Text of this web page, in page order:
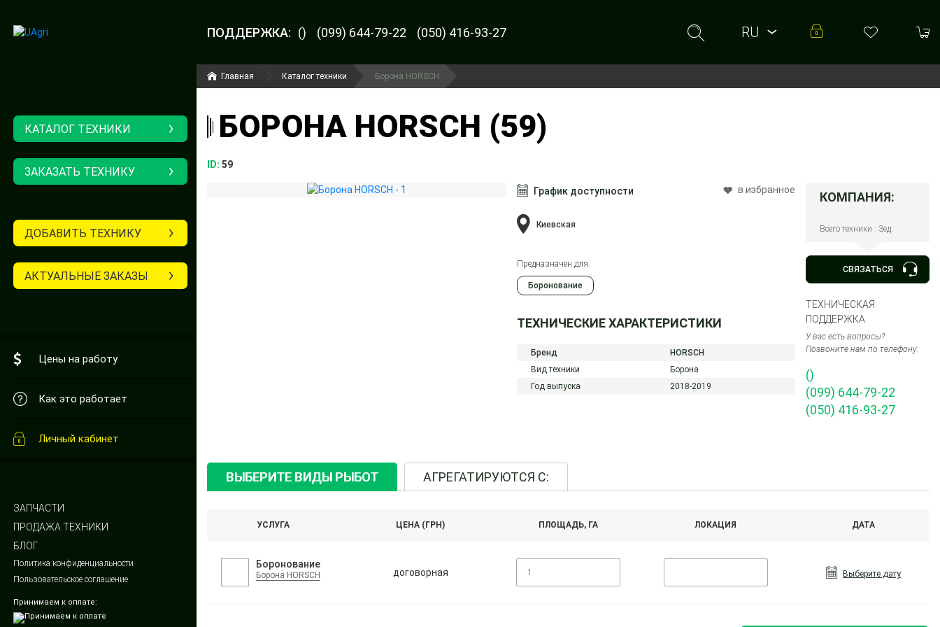
ПОДДЕРЖКА: () (099) 644-79-22 (050) 416-93-27
RU
КАТАЛОГ ТЕХНИКИ
ЗАКАЗАТЬ ТЕХНИКУ
ДОБАВИТЬ ТЕХНИКУ
АКТУАЛЬНЫЕ ЗАКАЗЫ
Цены на работу
Как это работает
Личный кабинет
ЗАПЧАСТИ
ПРОДАЖА ТЕХНИКИ
БЛОГ
Политика конфиденциальности
Пользовательское соглашение
Принимаем к оплате:
Главная Каталог техники Борона HORSCH
БОРОНА HORSCH (59)
ID: 59
График доступности в избранное
Киевская
Предназначен для:
Боронование
ТЕХНИЧЕСКИЕ ХАРАКТЕРИСТИКИ
Бренд
HORSCH
Вид техники
Борона
Год выпуска
2018-2019
КОМПАНИЯ:
Всего техники : 3ед.
СВЯЗАТЬСЯ
ТЕХНИЧЕСКАЯ
ПОДДЕРЖКА
У вас есть вопросы?
Позвоните нам по телефону:
()
(099) 644-79-22
(050) 416-93-27
ВЫБЕРИТЕ ВИДЫ РЫБОТ АГРЕГАТИРУЮТСЯ С:
УСЛУГА ЦЕНА (ГРН) ПЛОЩАДЬ, ГА ЛОКАЦИЯ ДАТА
Боронование
Борона HORSCH договорная Выберите дату